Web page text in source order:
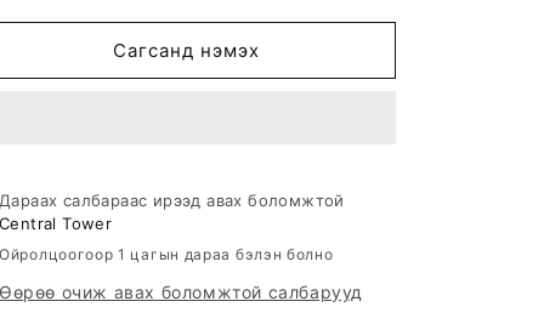
for
LUSTER
for
LUXE
LUSTER
Сагсанд нэмэх
Дараах салбараас ирээд авах боломжтой
Central Tower
Ойролцоогоор 1 цагын дараа бэлэн болно
Өөрөө очиж авах боломжтой салбарууд